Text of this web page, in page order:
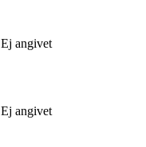
Ej angivet
Ej angivet